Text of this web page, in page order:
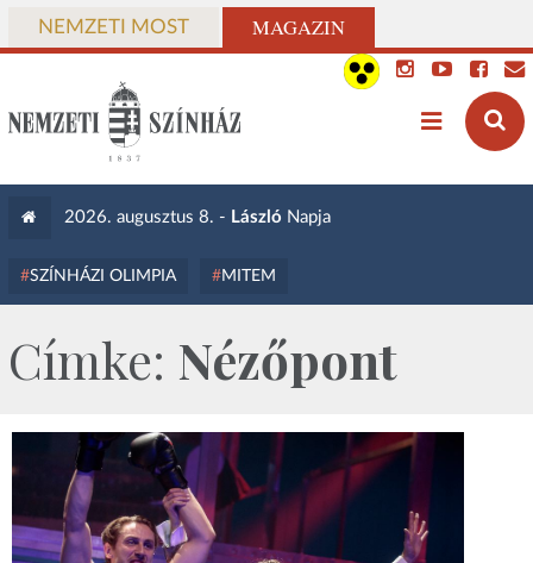
NEMZETI MOST MAGAZIN
2026. augusztus 8. - László Napja
SZÍNHÁZI OLIMPIA MITEM
Címke: Nézőpont